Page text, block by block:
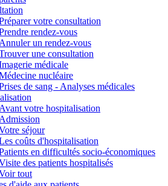
votre consultation
rendez-vous
Annuler un rendez-vous
une consultation
médicale
nucléaire
de sang - Analyses médicales
Avant votre hospitalisation
Admission
séjour
coûts d'hospitalisation
en difficultés socio-économiques
des patients hospitalisés
tout